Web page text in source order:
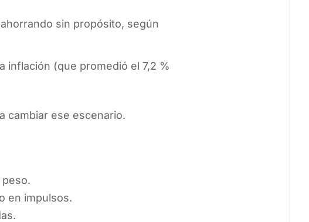
sin propósito, según
inflación (que promedió el 7,2 %
cambiar ese escenario.
en impulsos.